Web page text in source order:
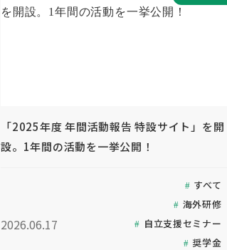
「2025年度 年間活動報告 特設サイト」を開
設。1年間の活動を一挙公開！
2026.06.17
すべて
海外研修
自立支援セミナー
奨学金